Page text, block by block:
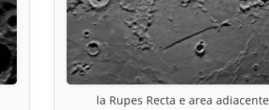
la Rupes Recta e area adiacente